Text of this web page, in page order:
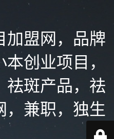
加盟网，品牌
创业项目，
祛斑产品，祛
，兼职，独生